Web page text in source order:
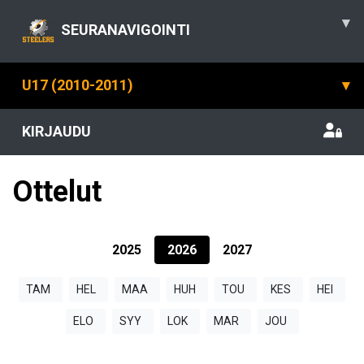
SEURANAVIGOINTI ▾
U17 (2010-2011) ▾
KIRJAUDU
Ottelut
2025 2026 2027
TAM HEL MAA HUH TOU KES HEI
ELO SYY LOK MAR JOU